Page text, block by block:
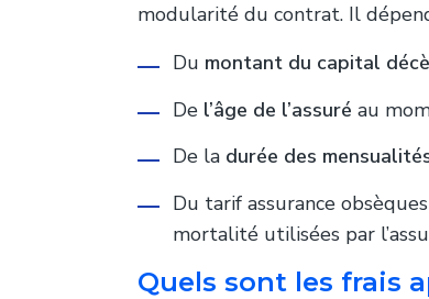
modularité du contrat. Il
Du montant du capital
De l’âge de l’assuré au
De la durée des
Du tarif assurance
mortalité utilisées par
Quels sont les frais